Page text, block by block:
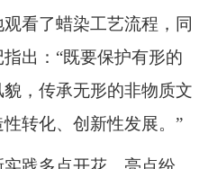
看了蜡染工艺流程，同
出：“既要保护有形的
，传承无形的非物质文
转化、创新性发展。”